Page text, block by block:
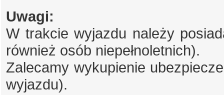
Uwagi:
W trakcie wyjazdu należy
również osób niepełnoletnich).
Zalecamy wykupienie
wyjazdu).